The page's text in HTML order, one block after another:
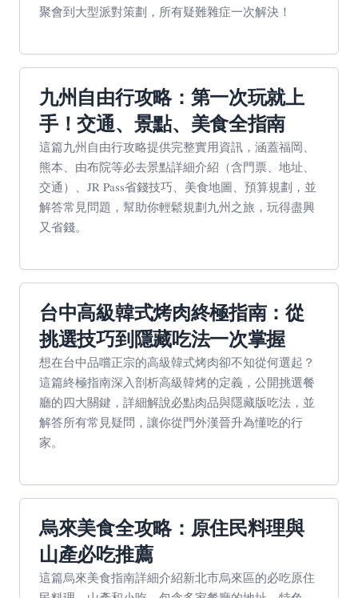
聚會到大型派對策劃，所有疑難雜症一次解決！
九州自由行攻略：第一次玩就上
手！交通、景點、美食全指南
這篇九州自由行攻略提供完整實用資訊，涵蓋福岡、
熊本、由布院等必去景點詳細介紹（含門票、地址、
交通）、JR Pass省錢技巧、美食地圖、預算規劃，並
解答常見問題，幫助你輕鬆規劃九州之旅，玩得盡興
又省錢。
台中高級韓式烤肉終極指南：從
挑選技巧到隱藏吃法一次掌握
想在台中品嚐正宗的高級韓式烤肉卻不知從何選起？
這篇終極指南深入剖析高級韓烤的定義，公開挑選餐
廳的四大關鍵，詳細解說必點肉品與隱藏版吃法，並
解答所有常見疑問，讓你從門外漢晉升為懂吃的行
家。
烏來美食全攻略：原住民料理與
山產必吃推薦
這篇烏來美食指南詳細介紹新北市烏來區的必吃原住